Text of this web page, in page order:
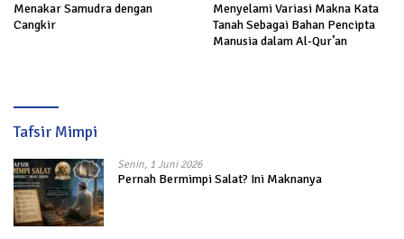
Menakar Samudra dengan
Cangkir
Menyelami Variasi Makna Kata
Tanah Sebagai Bahan Pencipta
Manusia dalam Al-Qur’an
Tafsir Mimpi
Senin, 1 Juni 2026
Pernah Bermimpi Salat? Ini Maknanya